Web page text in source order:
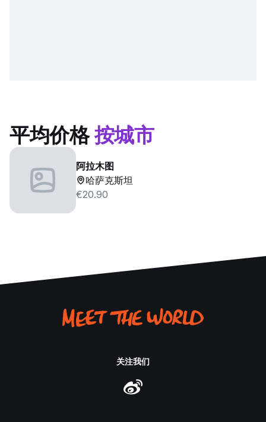
平均价格按城市
阿拉木图
哈萨克斯坦
€20.90
关注我们